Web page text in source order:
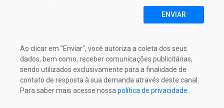
ENVIAR
Ao clicar em "Enviar", você autoriza a coleta dos seus
dados, bem como, receber comunicações publicitárias,
sendo utilizados exclusivamente para a finalidade de
contato de resposta à sua demanda através deste canal.
Para saber mais acesse nossa política de privacidade